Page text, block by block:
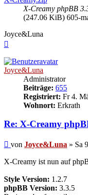
X-Creamy phpBB
(247.06 KiB) 605-
Joyce&Luna
Joyce&Luna
Administrator
Beiträge: 655
Registriert: Fr 4.
Wohnort: Erkrath
Re: X-Creamy
Beitrag
von Joyce&Luna » Sa
X-Creamy ist nun auf
Style Version: 1.2.7
phpBB Version: 3.3.5